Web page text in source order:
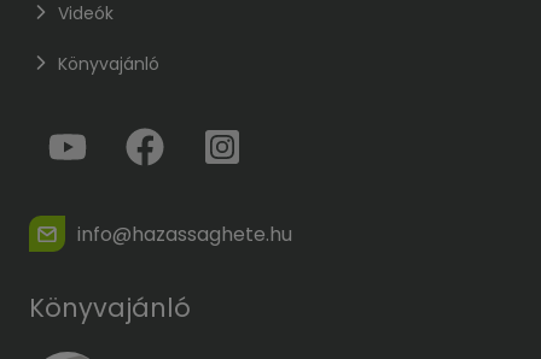
Videók
Könyvajánló
info@hazassaghete.hu
Könyvajánló